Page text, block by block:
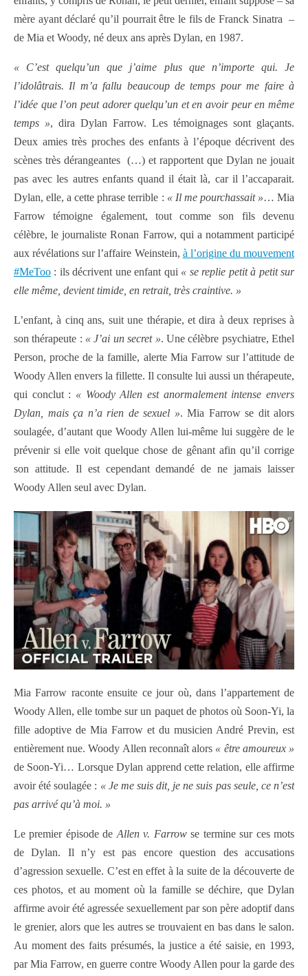
mère ayant déclaré qu’il pourrait être le fils de Franck Sinatra –
de Mia et Woody, né deux ans après Dylan, en 1987.
« C’est quelqu’un que j’aime plus que n’importe qui. Je
l’idolâtrais. Il m’a fallu beaucoup de temps pour me faire à
l’idée que l’on peut adorer quelqu’un et en avoir peur en même
temps », dira Dylan Farrow. Les témoignages sont glaçants.
Deux amies très proches des enfants à l’époque décrivent des
scènes très dérangeantes (…) et rapportent que Dylan ne jouait
pas avec les autres enfants quand il était là, car il l’accaparait.
Dylan, elle, a cette phrase terrible : « Il me pourchassait »… Mia
Farrow témoigne également, tout comme son fils devenu
célèbre, le journaliste Ronan Farrow, qui a notamment participé
aux révélations sur l’affaire Weinstein, à l’origine du mouvement
#MeToo : ils décrivent une enfant qui « se replie petit à petit sur
elle même, devient timide, en retrait, très craintive. »
L’enfant, à cinq ans, suit une thérapie, et dira à deux reprises à
son thérapeute : « J’ai un secret ». Une célèbre psychiatre, Ethel
Person, proche de la famille, alerte Mia Farrow sur l’attitude de
Woody Allen envers la fillette. Il consulte lui aussi un thérapeute,
qui conclut : « Woody Allen est anormalement intense envers
Dylan, mais ça n’a rien de sexuel ». Mia Farrow se dit alors
soulagée, d’autant que Woody Allen lui-même lui suggère de le
prévenir si elle voit quelque chose de gênant afin qu’il corrige
son attitude. Il est cependant demandé de ne jamais laisser
Woody Allen seul avec Dylan.
Mia Farrow raconte ensuite ce jour où, dans l’appartement de
Woody Allen, elle tombe sur un paquet de photos où Soon-Yi, la
fille adoptive de Mia Farrow et du musicien André Previn, est
entièrement nue. Woody Allen reconnaît alors « être amoureux »
de Soon-Yi… Lorsque Dylan apprend cette relation, elle affirme
avoir été soulagée : « Je me suis dit, je ne suis pas seule, ce n’est
pas arrivé qu’à moi. »
Le premier épisode de Allen v. Farrowse termine sur ces mots
de Dylan. Il n’y est pas encore question des accusations
d’agression sexuelle. C’est en effet à la suite de la découverte de
ces photos, et au moment où la famille se déchire, que Dylan
affirme avoir été agressée sexuellement par son père adoptif dans
le grenier, alors que les autres se trouvaient en bas dans le salon.
Au moment des faits présumés, la justice a été saisie, en 1993,
par Mia Farrow, en guerre contre Woody Allen pour la garde des